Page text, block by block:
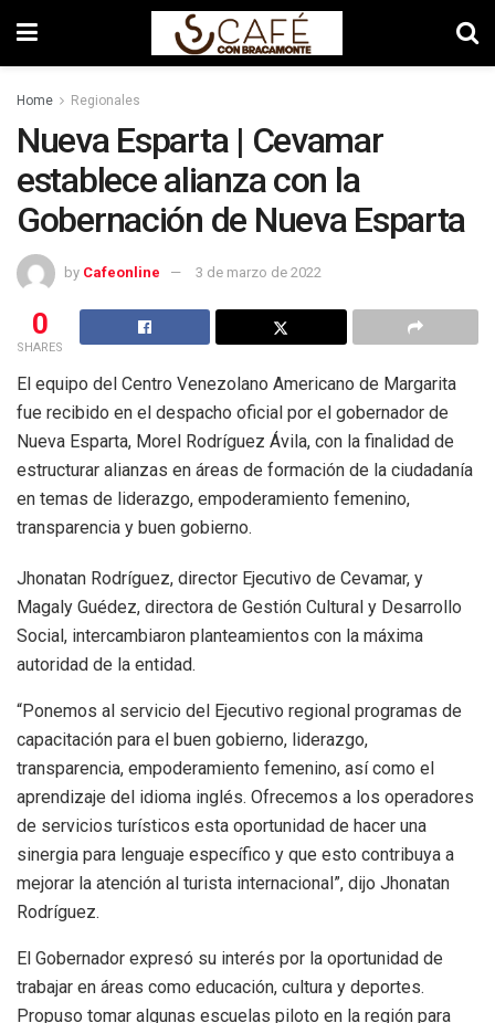
Home Regionales
Nueva Esparta | Cevamar
establece alianza con la
Gobernación de Nueva Esparta
by Cafeonline 3 de marzo de 2022
0
SHARES
El equipo del Centro Venezolano Americano de Margarita
fue recibido en el despacho oficial por el gobernador de
Nueva Esparta, Morel Rodríguez Ávila, con la finalidad de
estructurar alianzas en áreas de formación de la ciudadanía
en temas de liderazgo, empoderamiento femenino,
transparencia y buen gobierno.
Jhonatan Rodríguez, director Ejecutivo de Cevamar, y
Magaly Guédez, directora de Gestión Cultural y Desarrollo
Social, intercambiaron planteamientos con la máxima
autoridad de la entidad.
“Ponemos al servicio del Ejecutivo regional programas de
capacitación para el buen gobierno, liderazgo,
transparencia, empoderamiento femenino, así como el
aprendizaje del idioma inglés. Ofrecemos a los operadores
de servicios turísticos esta oportunidad de hacer una
sinergia para lenguaje específico y que esto contribuya a
mejorar la atención al turista internacional”, dijo Jhonatan
Rodríguez.
El Gobernador expresó su interés por la oportunidad de
trabajar en áreas como educación, cultura y deportes.
Propuso tomar algunas escuelas piloto en la región para